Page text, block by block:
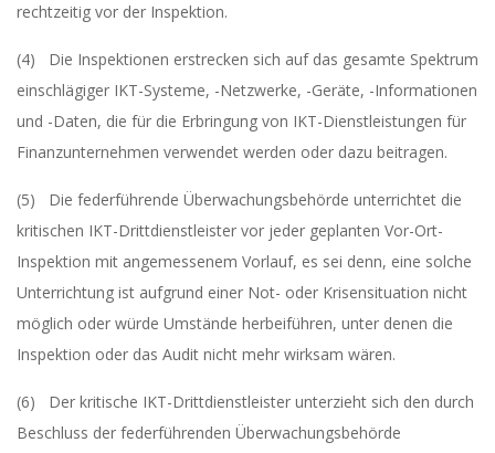
rechtzeitig vor der Inspektion.
(4) Die Inspektionen erstrecken sich auf das gesamte Spektrum
einschlägiger IKT-Systeme, -Netzwerke, -Geräte, -Informationen
und -Daten, die für die Erbringung von IKT-Dienstleistungen für
Finanzunternehmen verwendet werden oder dazu beitragen.
(5) Die federführende Überwachungsbehörde unterrichtet die
kritischen IKT-Drittdienstleister vor jeder geplanten Vor-Ort-
Inspektion mit angemessenem Vorlauf, es sei denn, eine solche
Unterrichtung ist aufgrund einer Not- oder Krisensituation nicht
möglich oder würde Umstände herbeiführen, unter denen die
Inspektion oder das Audit nicht mehr wirksam wären.
(6) Der kritische IKT-Drittdienstleister unterzieht sich den durch
Beschluss der federführenden Überwachungsbehörde